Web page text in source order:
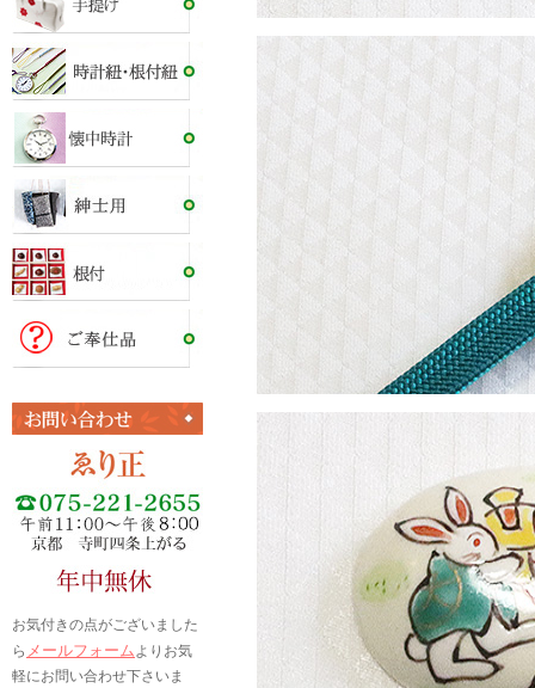
お気付きの点がございました
ら メールフォームよりお気
軽にお問い合わせ下さいま